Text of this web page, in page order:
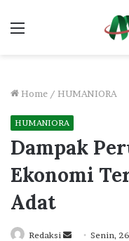
Menu
Home / HUMANIORA
HUMANIORA
Dampak
Ekonomi
Adat
Redaksi
Send Senin,